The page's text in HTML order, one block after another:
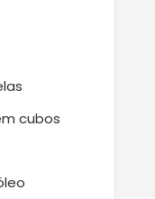
cubos